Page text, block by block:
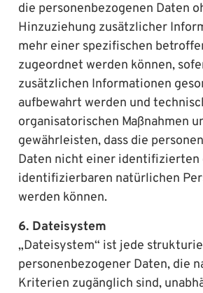
die personenbezogenen Daten
Hinzuziehung zusätzlicher
mehr einer spezifischen
zugeordnet werden können,
zusätzlichen Informationen
aufbewahrt werden und
organisatorischen Maßnahmen
gewährleisten, dass die
Daten nicht einer identifizierten
identifizierbaren natürlichen
werden können.
6. Dateisystem
„Dateisystem“ ist jede
personenbezogener Daten, die
Kriterien zugänglich sind,